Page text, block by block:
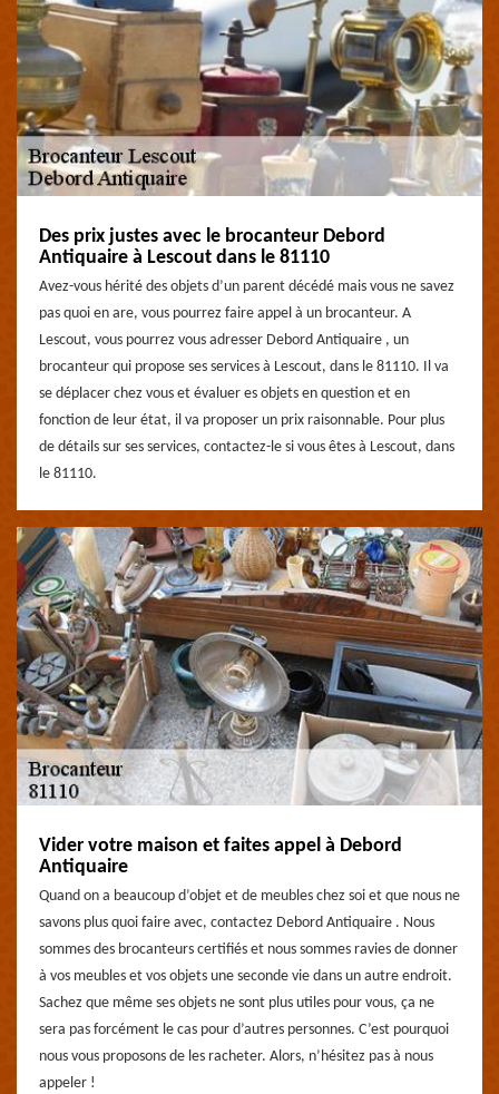
Des prix justes avec le brocanteur Debord
Antiquaire à Lescout dans le 81110
Avez-vous hérité des objets d’un parent décédé mais vous ne savez
pas quoi en are, vous pourrez faire appel à un brocanteur. A
Lescout, vous pourrez vous adresser Debord Antiquaire , un
brocanteur qui propose ses services à Lescout, dans le 81110. Il va
se déplacer chez vous et évaluer es objets en question et en
fonction de leur état, il va proposer un prix raisonnable. Pour plus
de détails sur ses services, contactez-le si vous êtes à Lescout, dans
le 81110.
Vider votre maison et faites appel à Debord
Antiquaire
Quand on a beaucoup d’objet et de meubles chez soi et que nous ne
savons plus quoi faire avec, contactez Debord Antiquaire . Nous
sommes des brocanteurs certifiés et nous sommes ravies de donner
à vos meubles et vos objets une seconde vie dans un autre endroit.
Sachez que même ses objets ne sont plus utiles pour vous, ça ne
sera pas forcément le cas pour d’autres personnes. C’est pourquoi
nous vous proposons de les racheter. Alors, n’hésitez pas à nous
appeler !